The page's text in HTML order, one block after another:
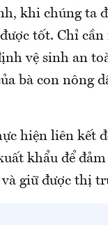
khi chúng ta
tốt. Chỉ
vệ sinh an
bà con nông
hiện liên kết
khẩu để
giữ được thị